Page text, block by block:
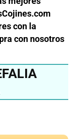
con la
con nosotros